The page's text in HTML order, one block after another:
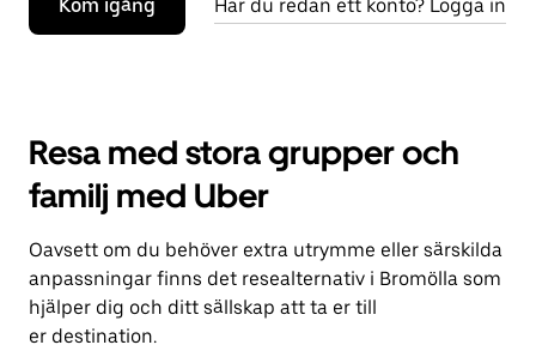
Kom igång Har du redan ett konto? Logga in
Resa med stora grupper och
familj med Uber
Oavsett om du behöver extra utrymme eller särskilda
anpassningar finns det resealternativ i Bromölla som
hjälper dig och ditt sällskap att ta er till
er destination.